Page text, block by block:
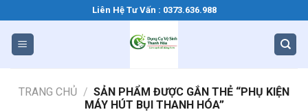
qua
dung
Liên Hệ Tư Vấn : 0373.636.988
TRANG CHỦ / SẢN PHẨM ĐƯỢC GẮN THẺ “PHỤ KIỆN
MÁY HÚT BỤI THANH HÓA”